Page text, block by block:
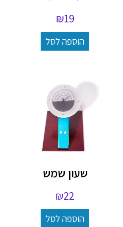
₪19
הוספה לסל
שעון שמש
₪22
הוספה לסל